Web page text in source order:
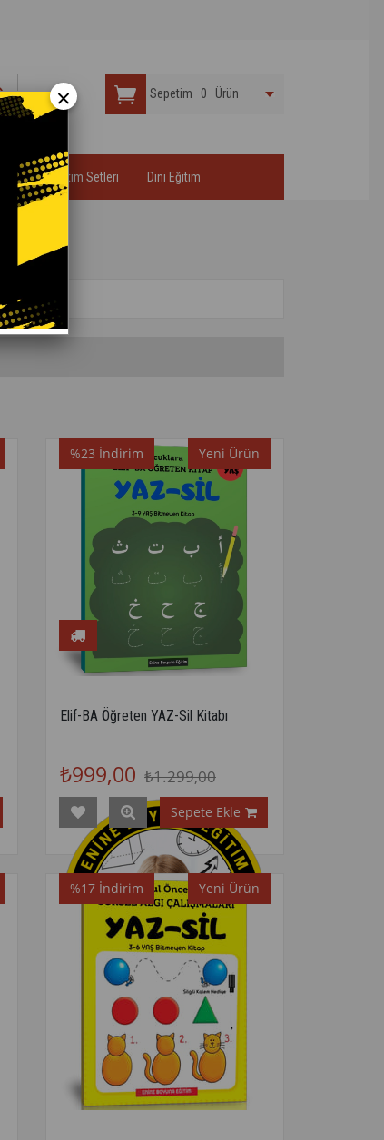
Sepetim 0 Ürün
Öğretici Eğitim Setleri Dini Eğitim
Elif-BA Öğreten YAZ-Sil Kitabı
₺999,00 ₺1.299,00
Sepete Ekle
%23 İndirim Yeni Ürün
%17 İndirim Yeni Ürün
×